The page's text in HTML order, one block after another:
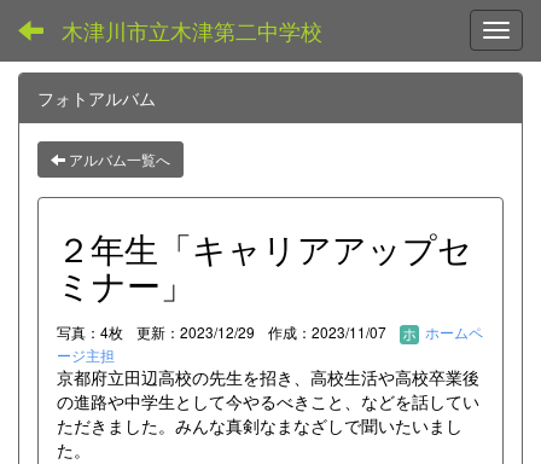
木津川市立木津第二中学校
フォトアルバム
アルバム一覧へ
２年生「キャリアアップセ
ミナー」
写真：4枚 更新：2023/12/29 作成：2023/11/07
ホームペ
ージ主担
京都府立田辺高校の先生を招き、高校生活や高校卒業後
の進路や中学生として今やるべきこと、などを話してい
ただきました。みんな真剣なまなざしで聞いたいまし
た。